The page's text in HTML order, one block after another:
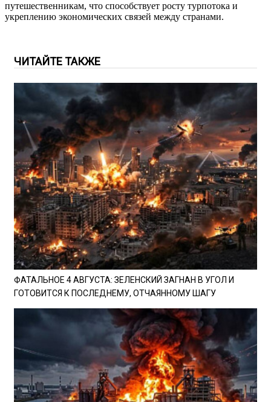
путешественникам, что способствует росту турпотока и
укреплению экономических связей между странами.
ЧИТАЙТЕ ТАКЖЕ
ФАТАЛЬНОЕ 4 АВГУСТА: ЗЕЛЕНСКИЙ ЗАГНАН В УГОЛ И
ГОТОВИТСЯ К ПОСЛЕДНЕМУ, ОТЧАЯННОМУ ШАГУ